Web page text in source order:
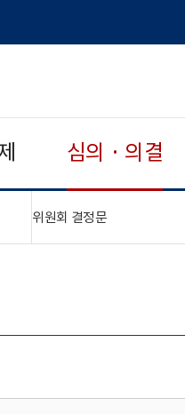
심의 · 의결
위원회 결정문"접기,펼치기"